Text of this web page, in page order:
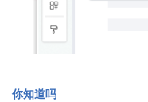
你知道吗